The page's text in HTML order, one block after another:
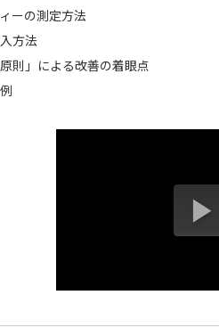
ーの測定方法
方法
則」による改善の着眼点